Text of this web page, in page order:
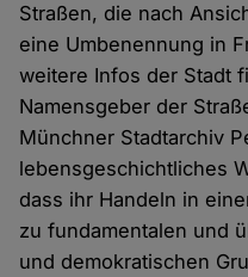
Straßen, die nach
eine Umbenennung in
weitere Infos der Stadt
Namensgeber der
Münchner Stadtarchiv
lebensgeschichtliches
dass ihr Handeln in
zu fundamentalen und
und demokratischen